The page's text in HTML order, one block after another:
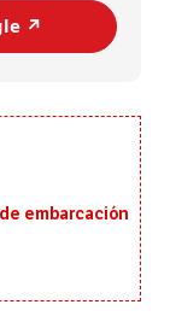
↗️
embarcación